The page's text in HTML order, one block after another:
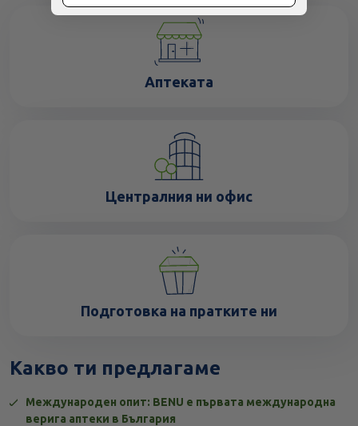
Аптеката
Централния ни офис
Подготовка на пратките ни
Какво ти предлагаме
Международен опит: BENU е първата международна
верига аптеки в България